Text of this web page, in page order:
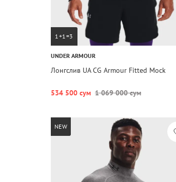
1+1=3
UNDER ARMOUR
Лонгслив UA CG Armour Fitted Mock
534 500 сум 1 069 000 сум
NEW